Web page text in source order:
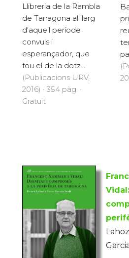
Llibreria de la Rambla
de Tarragona al llarg
d'aquell període
convuls i
esperançador, que
fou el de la dotz...
(Publicacions URV,
2016) · 354 pàg. ·
Gratuït